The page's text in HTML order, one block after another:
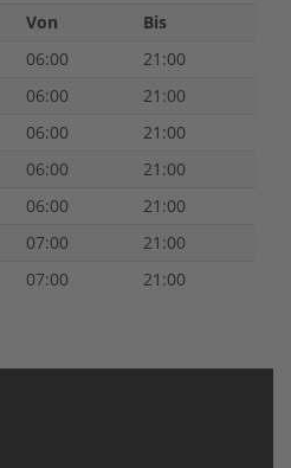
Von
Bis
06:00
21:00
06:00
21:00
06:00
21:00
06:00
21:00
06:00
21:00
07:00
21:00
07:00 21:00